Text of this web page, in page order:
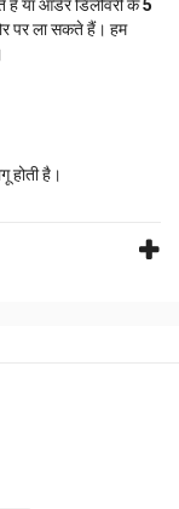
या ऑर्डर डिलीवरी के5
पर ला सकते हैं। हम
होती है।